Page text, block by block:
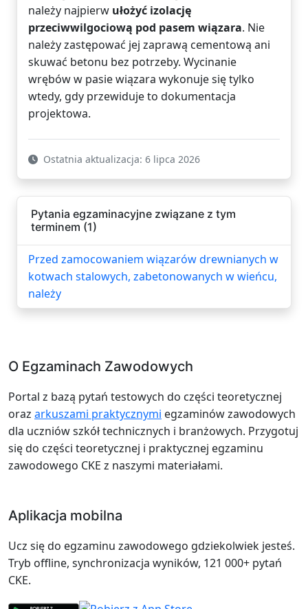
należy najpierw ułożyć izolację
przeciwwilgociową pod pasem wiązara. Nie
należy zastępować jej zaprawą cementową ani
skuwać betonu bez potrzeby. Wycinanie
wrębów w pasie wiązara wykonuje się tylko
wtedy, gdy przewiduje to dokumentacja
projektowa.
Ostatnia aktualizacja: 6 lipca 2026
Pytania egzaminacyjne związane z tym
terminem (1)
Przed zamocowaniem wiązarów drewnianych w
kotwach stalowych, zabetonowanych w wieńcu,
należy
O Egzaminach Zawodowych
Portal z bazą pytań testowych do części teoretycznej
oraz arkuszami praktycznymi egzaminów zawodowych
dla uczniów szkół technicznych i branżowych. Przygotuj
się do części teoretycznej i praktycznej egzaminu
zawodowego CKE z naszymi materiałami.
Aplikacja mobilna
Ucz się do egzaminu zawodowego gdziekolwiek jesteś.
Tryb offline, synchronizacja wyników, 121 000+ pytań
CKE.